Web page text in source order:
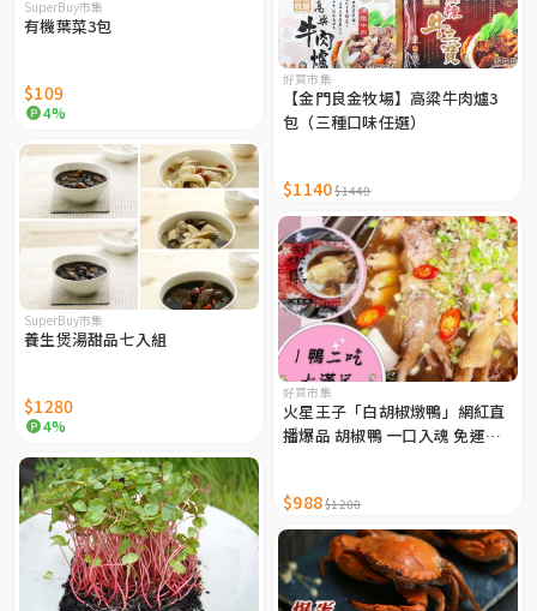
SuperBuy市集
有機葉菜3包
$109
4%
好買市集
【金門良金牧場】高粱牛肉爐3
包（三種口味任選）
$1140$1440
SuperBuy市集
養生煲湯甜品七入組
$1280
4%
好買市集
火星王子「白胡椒燉鴨」網紅直
播爆品 胡椒鴨 一口入魂 免運熱
$988$1200